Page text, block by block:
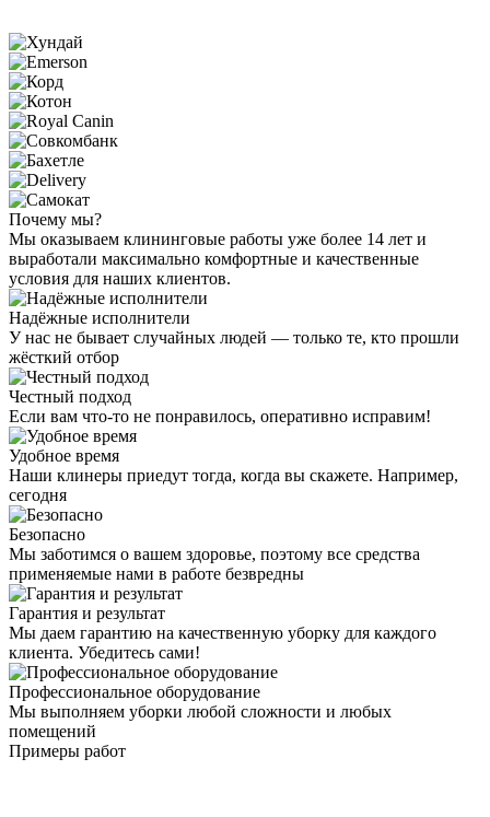
Почему мы?
Мы оказываем клининговые работы уже более 14 лет и
выработали максимально комфортные и качественные
условия для наших клиентов.
Надёжные исполнители
У нас не бывает случайных людей — только те, кто прошли
жёсткий отбор
Честный подход
Если вам что-то не понравилось, оперативно исправим!
Удобное время
Наши клинеры приедут тогда, когда вы скажете. Например,
сегодня
Безопасно
Мы заботимся о вашем здоровье, поэтому все средства
применяемые нами в работе безвредны
Гарантия и результат
Мы даем гарантию на качественную уборку для каждого
клиента. Убедитесь сами!
Профессиональное оборудование
Мы выполняем уборки любой сложности и любых
помещений
Примеры работ